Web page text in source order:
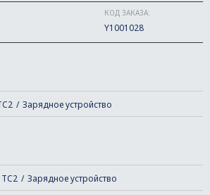
КОД ЗАКАЗА:
Y1001028
Зарядное устройство
Зарядное устройство